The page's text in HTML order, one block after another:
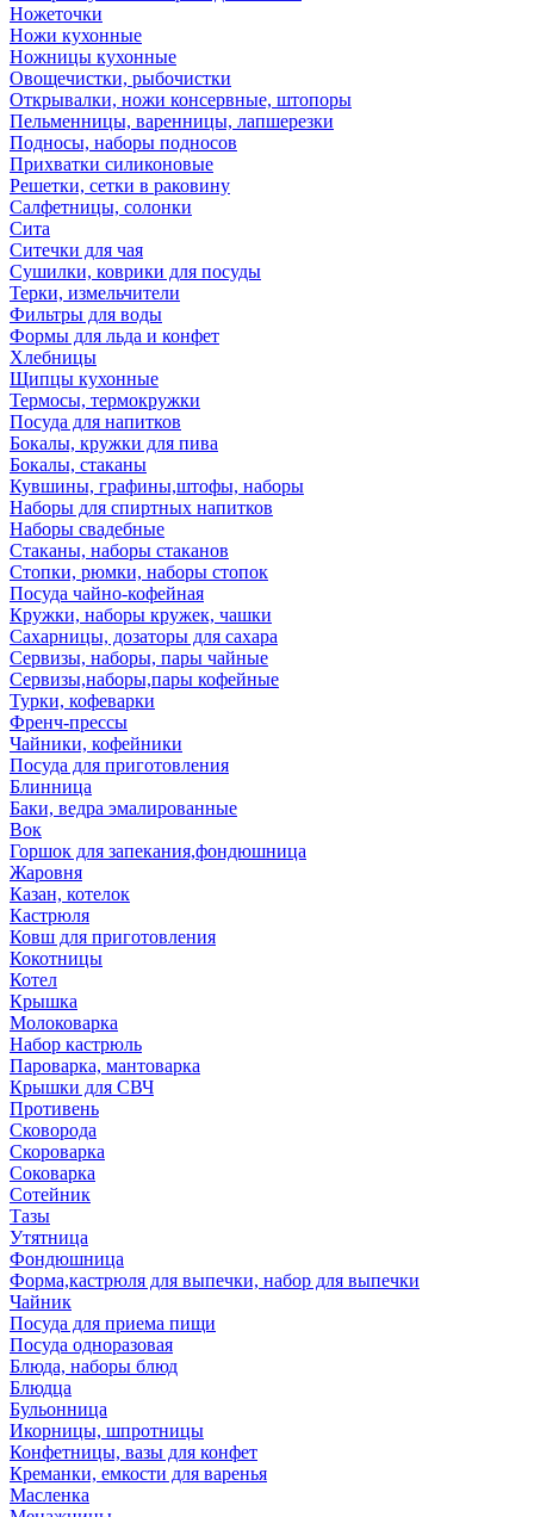
Ножеточки
Ножи кухонные
Ножницы кухонные
Овощечистки, рыбочистки
Открывалки, ножи консервные, штопоры
Пельменницы, варенницы, лапшерезки
Подносы, наборы подносов
Прихватки силиконовые
Решетки, сетки в раковину
Салфетницы, солонки
Сита
Ситечки для чая
Сушилки, коврики для посуды
Терки, измельчители
Фильтры для воды
Формы для льда и конфет
Хлебницы
Щипцы кухонные
Термосы, термокружки
Посуда для напитков
Бокалы, кружки для пива
Бокалы, стаканы
Кувшины, графины,штофы, наборы
Наборы для спиртных напитков
Наборы свадебные
Стаканы, наборы стаканов
Стопки, рюмки, наборы стопок
Посуда чайно-кофейная
Кружки, наборы кружек, чашки
Сахарницы, дозаторы для сахара
Сервизы, наборы, пары чайные
Сервизы,наборы,пары кофейные
Турки, кофеварки
Френч-прессы
Чайники, кофейники
Посуда для приготовления
Блинница
Баки, ведра эмалированные
Вок
Горшок для запекания,фондюшница
Жаровня
Казан, котелок
Кастрюля
Ковш для приготовления
Кокотницы
Котел
Крышка
Молоковарка
Набор кастрюль
Пароварка, мантоварка
Крышки для СВЧ
Противень
Сковорода
Скороварка
Соковарка
Сотейник
Тазы
Утятница
Фондюшница
Форма,кастрюля для выпечки, набор для выпечки
Чайник
Посуда для приема пищи
Посуда одноразовая
Блюда, наборы блюд
Блюдца
Бульонница
Икорницы, шпротницы
Конфетницы, вазы для конфет
Креманки, емкости для варенья
Масленка